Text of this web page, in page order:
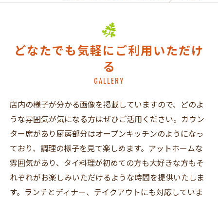
どなたでも気軽にご利用いただけ
る
GALLERY
店内の様子が分かる画像を掲載していますので、どのよ
うな雰囲気が気になる方はぜひご活用ください。カウン
ター席があり厨房部分はオープンキッチンのようになっ
ており、調理の様子を見て楽しめます。アットホームな
雰囲気があり、タイ料理が初めての方も大好きな方もそ
れぞれがお楽しみいただけるような時間を提供いたしま
す。ランチとディナー、テイクアウトにも対応していま